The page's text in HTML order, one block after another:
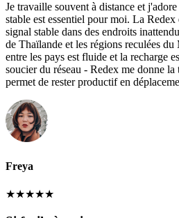
Je travaille souvent à distance et
stable est essentiel pour moi. La
signal stable dans des endroits
de Thaïlande et les régions reculées
entre les pays est fluide et la recharge
soucier du réseau - Redex me donne
permet de rester productif en
Freya
★★★★★